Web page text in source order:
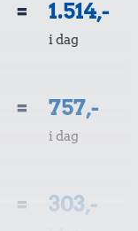
= 1.514,-
i dag
= 757,-
i dag
= 303,-